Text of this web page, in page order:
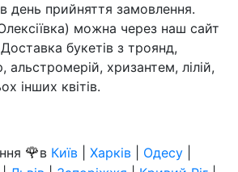
день прийняття замовлення.
можна через наш сайт
Доставка букетів з троянд,
альстромерій, хризантем, лілій,
інших квітів.
🌹в Київ Харків Одесу